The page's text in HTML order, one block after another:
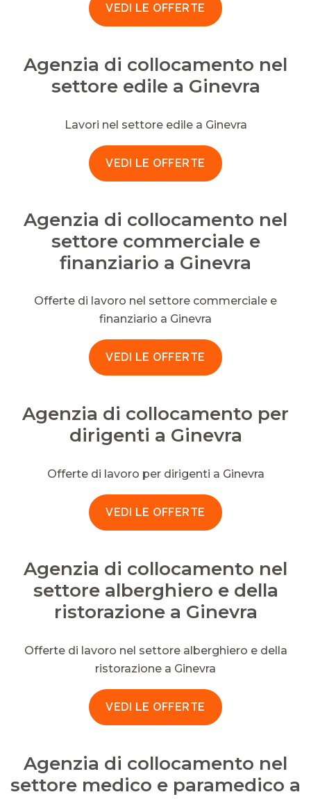
VEDI LE OFFERTE
Agenzia di collocamento nel
settore edile a Ginevra
Lavori nel settore edile a Ginevra
VEDI LE OFFERTE
Agenzia di collocamento nel
settore commerciale e
finanziario a Ginevra
Offerte di lavoro nel settore commerciale e
finanziario a Ginevra
VEDI LE OFFERTE
Agenzia di collocamento per
dirigenti a Ginevra
Offerte di lavoro per dirigenti a Ginevra
VEDI LE OFFERTE
Agenzia di collocamento nel
settore alberghiero e della
ristorazione a Ginevra
Offerte di lavoro nel settore alberghiero e della
ristorazione a Ginevra
VEDI LE OFFERTE
Agenzia di collocamento nel
settore medico e paramedico a